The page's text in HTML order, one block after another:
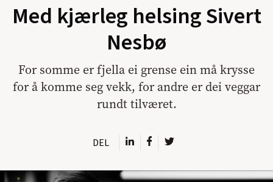
Med kjærleg helsing Sivert
Nesbø
For somme er fjella ei grense ein må krysse
for å komme seg vekk, for andre er dei veggar
rundt tilværet.
DEL